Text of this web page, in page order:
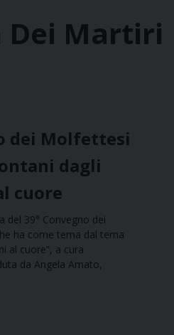
Dei Martiri
dei Molfettesi
dagli
cuore
del 39° Convegno dei
ha come tema dal tema
al cuore”, a cura
da Angela Amato,